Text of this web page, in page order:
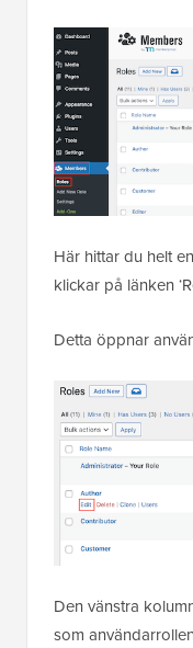
Här hittar du helt
klickar på länken
Detta öppnar
Den vänstra
som